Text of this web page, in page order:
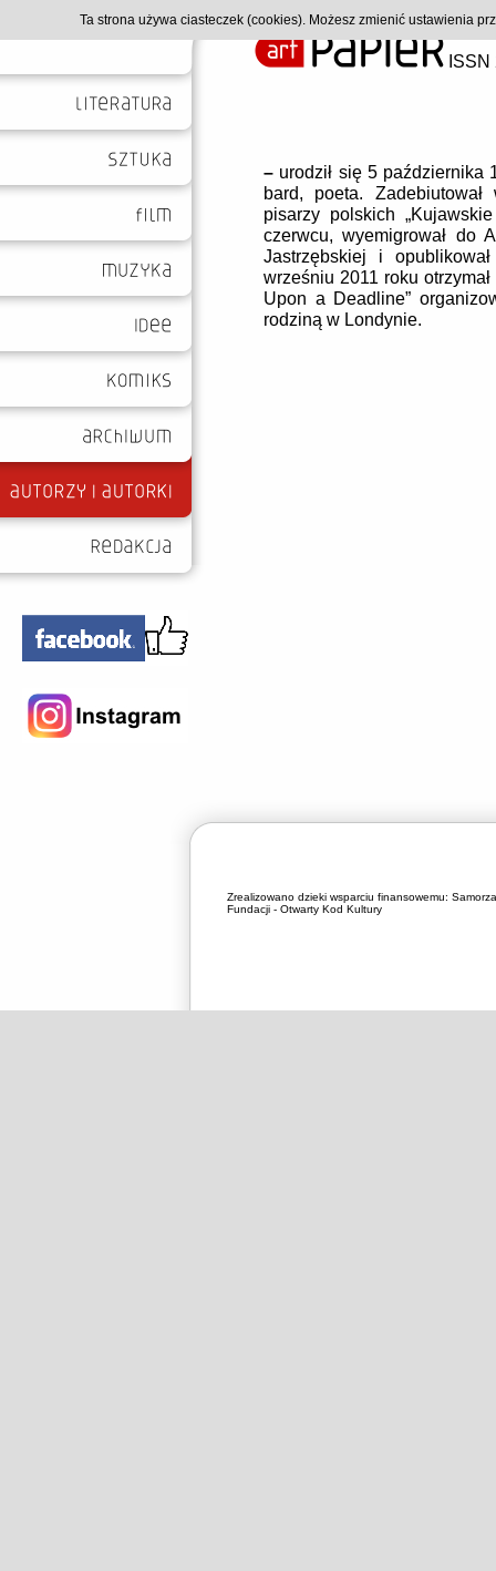
– urodził się 5 października
bard, poeta.
pisarzy polskich
czerwcu, wyemigrował do
Jastrzębskiej i
wrześniu 2011 roku
Upon a Deadline”
rodziną w Londynie.
Zrealizowano dzieki wsparciu finansowemu:
Fundacji - Otwarty Kod Kultury
Ta strona używa ciasteczek (cookies). Możesz zmienić ustawienia